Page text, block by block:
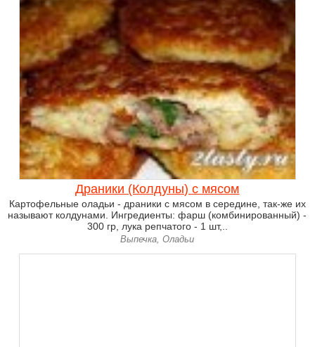
Драники (Колдуны) с мясом
Картофельные оладьи - драники с мясом в середине, так-же их
называют колдунами. Ингредиенты: фарш (комбинированный) -
300 гр, лука репчатого - 1 шт,..
Выпечка, Оладьи